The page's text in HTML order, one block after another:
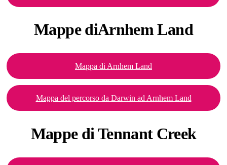
MappediArnhem Land
Mappa di Arnhem Land
Mappa del percorso da Darwin ad Arnhem Land
Mappe diTennant Creek